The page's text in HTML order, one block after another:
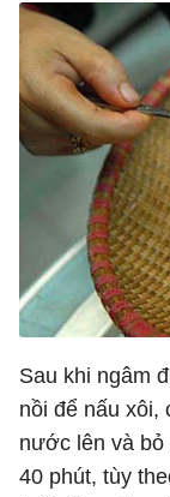
Sau khi ngâm
nồi để nấu xôi,
nước lên và bỏ
40 phút, tùy